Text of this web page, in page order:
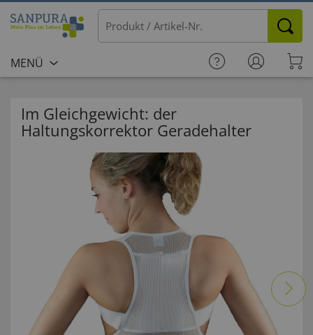
MENÜ
Im Gleichgewicht: der
Haltungskorrektor Geradehalter